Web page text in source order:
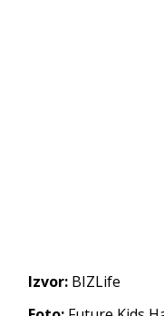
Izvor: BIZLife